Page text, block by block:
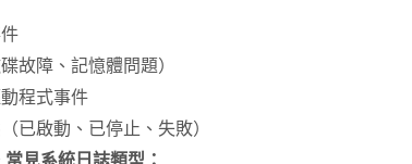
故障、記憶體問題）
程式事件
已啟動、已停止、失敗）